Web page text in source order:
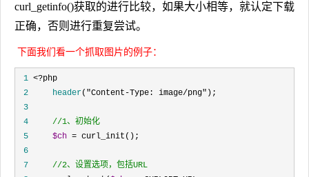
curl_getinfo()获取的进行比较，如果大小相等，就认定下载
正确，否则进行重复尝试。
下面我们看一个抓取图片的例子：
1 <?
2
header("Content-Type: image/png"
3
4
//1、初始化
5
$ch =
6
7
//2、设置选项，包括URL